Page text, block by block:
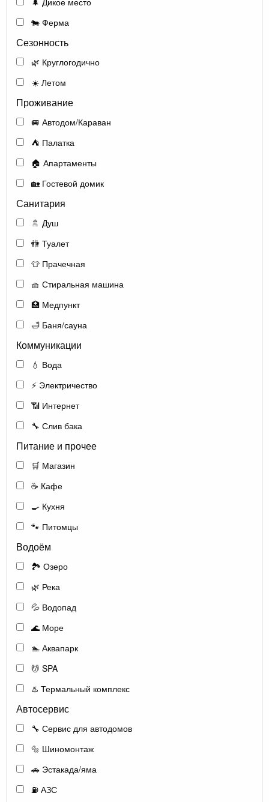
🐄 Ферма
Сезонность
🌿 Круглогодично
☀️ Летом
Проживание
🚐 Автодом/Караван
⛺ Палатка
🏠 Апартаменты
🏡 Гостевой домик
Санитария
🚿 Душ
🚻 Туалет
👕 Прачечная
🧺 Стиральная машина
🏥 Медпункт
🛁 Баня/сауна
Коммуникации
💧 Вода
⚡ Электричество
📶 Интернет
🔧 Слив бака
Питание и прочее
🛒 Магазин
☕ Кафе
🍳 Кухня
🐾 Питомцы
Водоём
🏞️ Озеро
🌿 Река
💦 Водопад
🌊 Море
🏊 Аквапарк
💆 SPA
♨️ Термальный комплекс
Автосервис
🔧 Сервис для автодомов
🔩 Шиномонтаж
🚗 Эстакада/яма
⛽ АЗС